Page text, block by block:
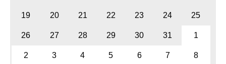
19 20 21 22 23 24 25
26 27 28 29 30 31 1
2 3 4 5 6 7 8